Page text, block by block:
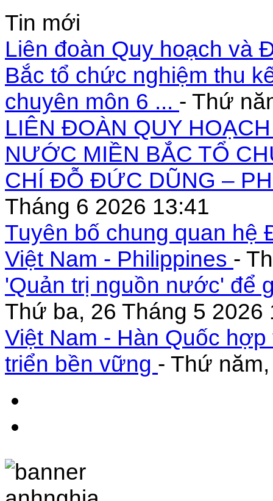
Tin mới
Liên đoàn Quy hoạch và
Bắc tổ chức nghiệm thu
chuyên môn 6 ... - Thứ
LIÊN ĐOÀN QUY
NƯỚC MIỀN BẮC TỔ
CHÍ ĐỖ ĐỨC DŨNG –
Tháng 6 2026 13:41
Tuyên bố chung quan
Việt Nam - Philippines -
'Quản trị nguồn nước' để
Thứ ba, 26 Tháng 5 2026
Việt Nam - Hàn Quốc
triển bền vững - Thứ